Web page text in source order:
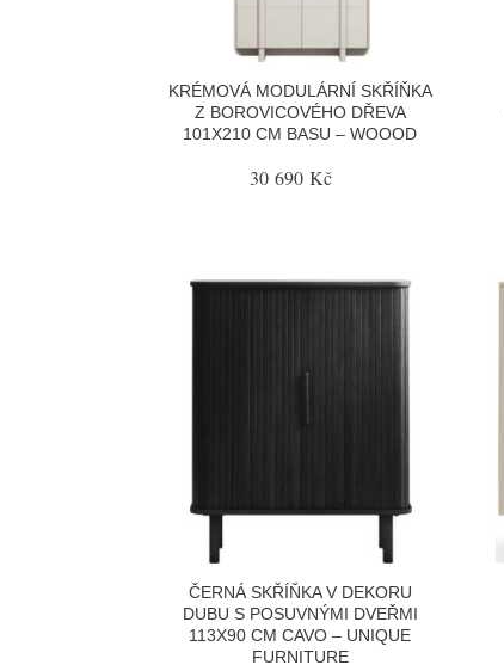
KRÉMOVÁ MODULÁRNÍ SKŘÍŇKA
Z BOROVICOVÉHO DŘEVA
101X210 CM BASU – WOOOD
30 690 Kč
ČERNÁ SKŘÍŇKA V DEKORU
DUBU S POSUVNÝMI DVEŘMI
113X90 CM CAVO – UNIQUE
FURNITURE